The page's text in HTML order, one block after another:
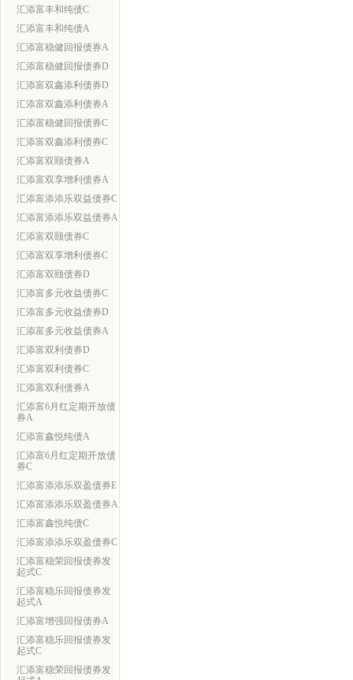
汇添富丰和纯债C
汇添富丰和纯债A
汇添富稳健回报债券A
汇添富稳健回报债券D
汇添富双鑫添利债券D
汇添富双鑫添利债券A
汇添富稳健回报债券C
汇添富双鑫添利债券C
汇添富双颐债券A
汇添富双享增利债券A
汇添富添添乐双益债券C
汇添富添添乐双益债券A
汇添富双颐债券C
汇添富双享增利债券C
汇添富双颐债券D
汇添富多元收益债券C
汇添富多元收益债券D
汇添富多元收益债券A
汇添富双利债券D
汇添富双利债券C
汇添富双利债券A
汇添富6月红定期开放债
券A
汇添富鑫悦纯债A
汇添富6月红定期开放债
券C
汇添富添添乐双盈债券E
汇添富添添乐双盈债券A
汇添富鑫悦纯债C
汇添富添添乐双盈债券C
汇添富稳荣回报债券发
起式C
汇添富稳乐回报债券发
起式A
汇添富增强回报债券A
汇添富稳乐回报债券发
起式C
汇添富稳荣回报债券发